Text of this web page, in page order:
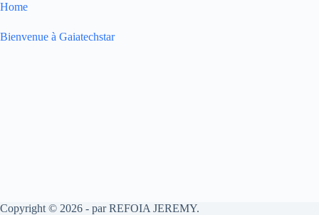
Home
Bienvenue à Gaiatechstar
Copyright © 2026 - par REFOIA JEREMY.